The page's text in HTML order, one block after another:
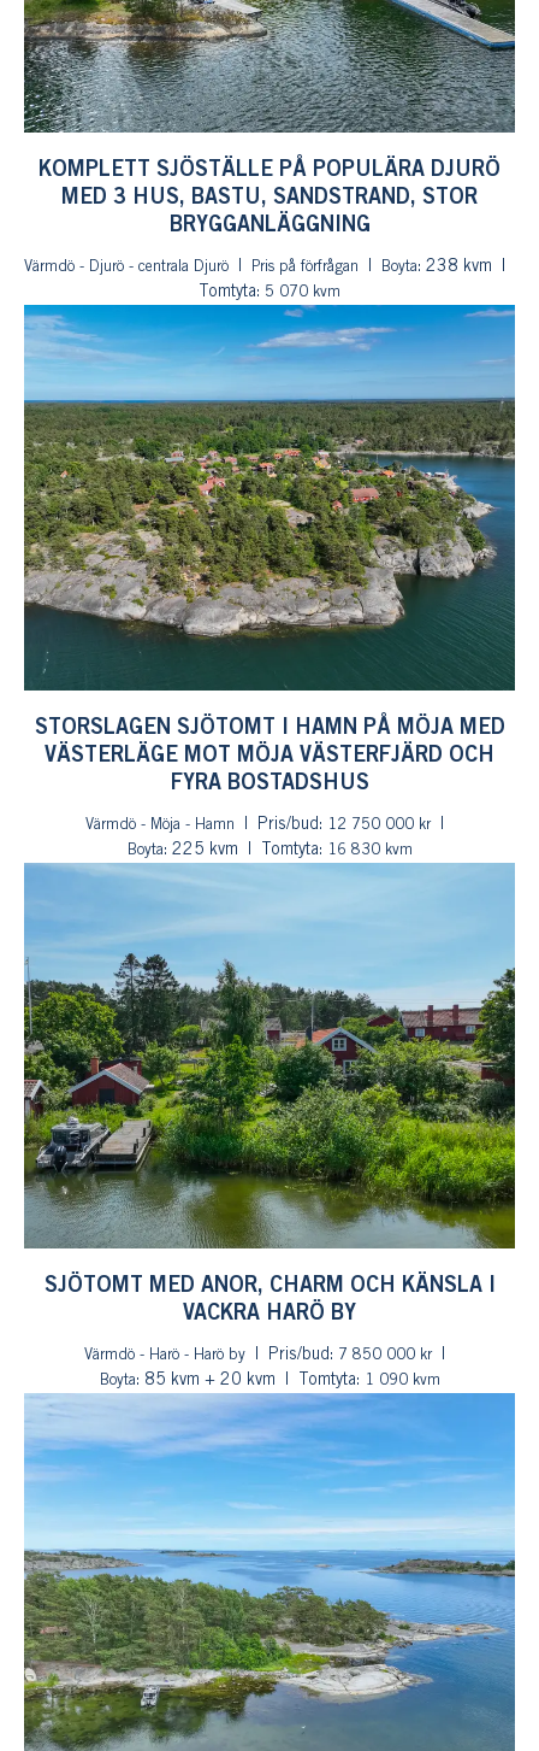
KOMPLETT SJÖSTÄLLE PÅ POPULÄRA DJURÖ
MED 3 HUS, BASTU, SANDSTRAND, STOR
BRYGGANLÄGGNING
Värmdö - Djurö - centrala Djurö Pris på förfrågan Boyta: 238 kvm
Tomtyta: 5 070 kvm
STORSLAGEN SJÖTOMT I HAMN PÅ MÖJA MED
VÄSTERLÄGE MOT MÖJA VÄSTERFJÄRD OCH
FYRA BOSTADSHUS
Värmdö - Möja - Hamn Pris/bud:
12 750 000 kr
Boyta: 225 kvm Tomtyta: 16 830 kvm
SJÖTOMT MED ANOR, CHARM OCH KÄNSLA I
VACKRA HARÖ BY
Värmdö - Harö - Harö by Pris/bud:
7 850 000 kr
Boyta: 85 kvm + 20 kvm Tomtyta: 1 090 kvm